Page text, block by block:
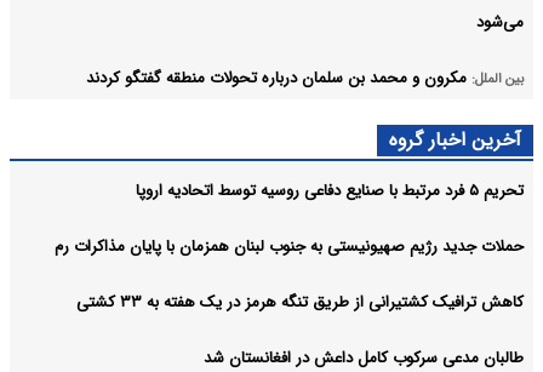
می‌شود
بین الملل: مکرون و محمد بن سلمان درباره تحولات منطقه گفتگو کردند
بین الملل: صادرات نفت عربستان به آمریکا متوقف شده است
آرشیو
آخرین اخبار گروه
تحریم ۵ فرد مرتبط با صنایع دفاعی روسیه توسط اتحادیه اروپا
حملات جدید رژیم صهیونیستی به جنوب لبنان همزمان با پایان مذاکرات رم
کاهش ترافیک کشتیرانی از طریق تنگه هرمز در یک هفته به ۳۳ کشتی
طالبان مدعی سرکوب کامل داعش در افغانستان شد